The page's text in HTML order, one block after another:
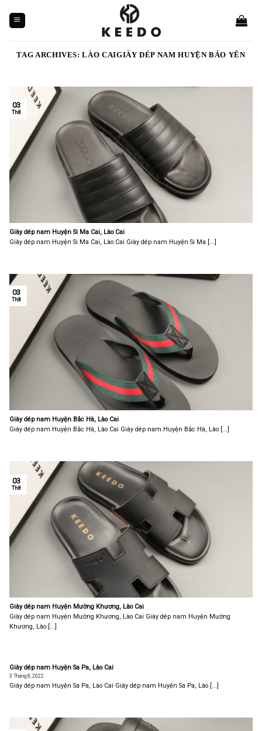
content
TAG ARCHIVES:LÀO CAIGIÀY DÉP NAM HUYỆN BẢO YÊN
Giày dép nam Huyện Si Ma Cai, Lào Cai
Giày dép nam Huyện Si Ma Cai, Lào Cai Giày dép nam Huyện Si Ma [...]
03
Th8
Giày dép nam Huyện Bắc Hà, Lào Cai
Giày dép nam Huyện Bắc Hà, Lào Cai Giày dép nam Huyện Bắc Hà, Lào [...]
03
Th8
Giày dép nam Huyện Mường Khương, Lào Cai
Giày dép nam Huyện Mường Khương, Lào Cai Giày dép nam Huyện Mường
Khương, Lào [...]
03
Th8
Giày dép nam Huyện Sa Pa, Lào Cai
3 Tháng 8, 2022
Giày dép nam Huyện Sa Pa, Lào Cai Giày dép nam Huyện Sa Pa, Lào [...]